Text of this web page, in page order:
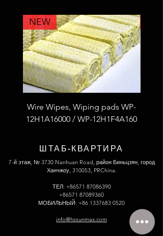
NEW
Wire Wipes, Wiping pads WP-
12H1A16000 / WP-12H1F4A160
ШТАБ-КВАРТИРА
7-й этаж, № 3730 Nanhuan Road, район Биньцзян, город
Ханчжоу, 310053, PRChina.
ТЕЛ: +86571 87086390
+86571 87089360
МОБИЛЬНЫЙ: +86 1337683 0520
info@hzsunmax.com